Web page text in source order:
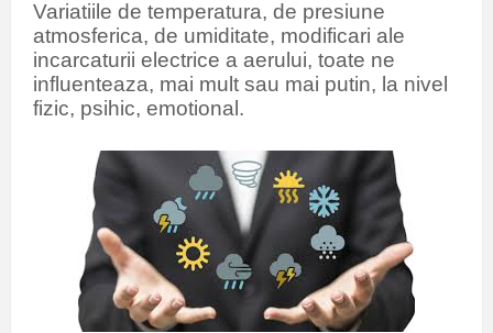
Variatiile de temperatura, de presiune
atmosferica, de umiditate, modificari ale
incarcaturii electrice a aerului, toate ne
influenteaza, mai mult sau mai putin, la nivel
fizic, psihic, emotional.